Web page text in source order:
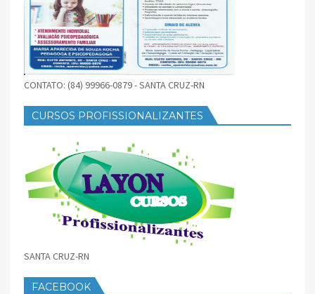
CONTATO: (84) 99966-0879 - SANTA CRUZ-RN
CURSOS PROFISSIONALIZANTES
SANTA CRUZ-RN
FACEBOOK